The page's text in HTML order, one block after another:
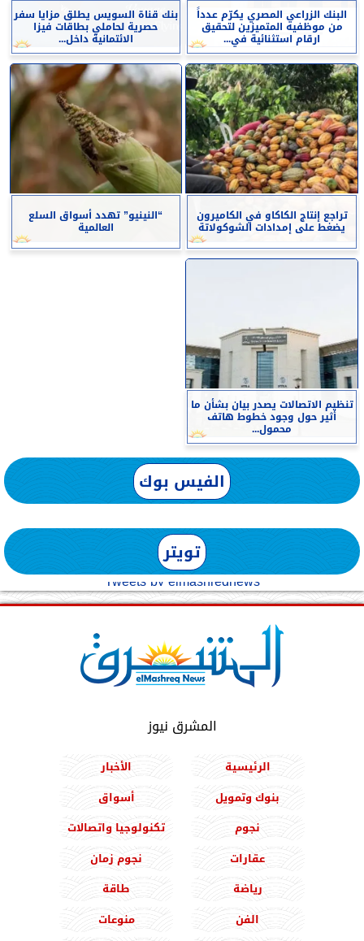
البنك الزراعي المصري يكرّم عدداً
من موظفيه المتميزين لتحقيق
ارقام استثنائية في...
بنك قناة السويس يطلق مزايا سفر
حصرية لحاملي بطاقات فيزا
الائتمانية داخل...
تراجع إنتاج الكاكاو في الكاميرون
يضغط على إمدادات الشوكولاتة
“النينيو” تهدد أسواق السلع
العالمية
تنظيم الاتصالات يصدر بيان بشأن ما
أثير حول وجود خطوط هاتف
محمول...
الفيس بوك
تويتر
Tweets by elmashreqnews
المشرق نيوز
الرئيسية
الأخبار
بنوك وتمويل
أسواق
نجوم
تكنولوجيا واتصالات
عقارات
نجوم زمان
رياضة
طاقة
الفن
منوعات